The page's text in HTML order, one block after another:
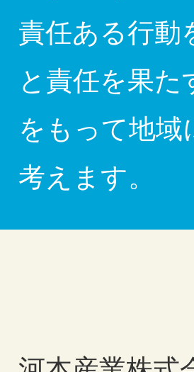
責任ある行動
と責任を果
をもって地
考えます。